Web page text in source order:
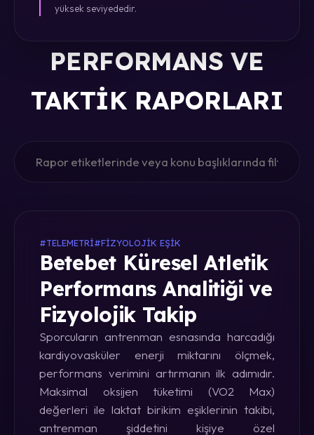
yüksek seviyededir.
PERFORMANS VE
TAKTIK RAPORLARI
#TELEMETRI#FIZYOLOJIK EŞIK
Betebet Küresel Atletik
Performans Analitiği ve
Fizyolojik Takip
Sporcuların antrenman esnasında harcadığı
kardiyovasküler enerji miktarını ölçmek,
performans verimini artırmanın ilk adımıdır.
Maksimal oksijen tüketimi (VO2 Max)
değerleri ile laktat birikim eşiklerinin takibi,
antrenman şiddetini kişiye özel